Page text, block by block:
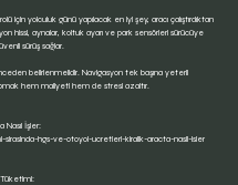
için yolculuk günü yapılacak en iyi şey, aracı çalıştırdıktan
hissi, aynalar, koltuk ayarı ve park sensörleri sürücüye
sürüş sağlar.
belirlenmelidir. Navigasyon tek başına yeterli
hem maliyeti hem de stresi azaltır.
Nasıl İşler:
hgs-ve-otoyol-ucretleri-kiralik-aracta-nasil-isler
Tüketimi: